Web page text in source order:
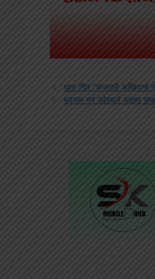
थारु गित “कजरारी अखियासे
बद्नाम गर्न उदेश्यले अज्ञात